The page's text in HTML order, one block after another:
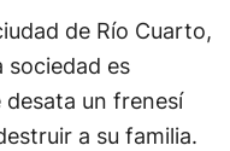
de Río Cuarto,
sociedad es
desata un frenesí
a su familia.